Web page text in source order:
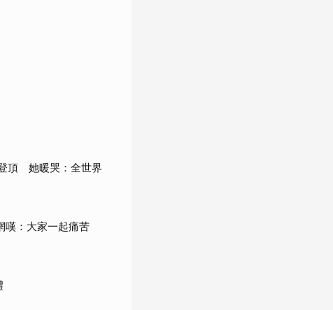
頂 她暖哭：全世界
嘆：大家一起痛苦